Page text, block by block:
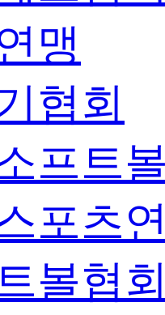
맹
협회
프트
포츠
볼협